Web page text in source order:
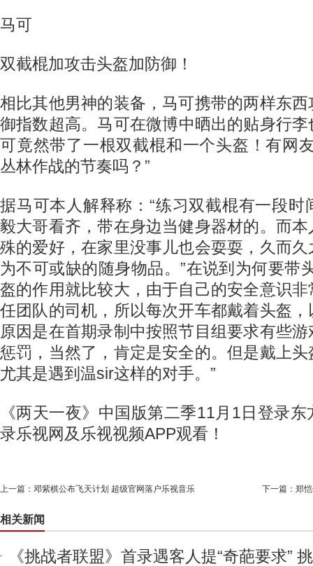
马可
双截棍加攻击头盔加防御！
相比其他男神的装备，马可携带的两样东
御指数超高。马可在微博中晒出的贴身行
可竟然带了一根双截棍和一个头盔！有网
丛林作战的节奏吗？”
据马可本人解释称：“练习双截棍有一段时
毅大哥看齐，带在身边当健身器材的。而
殊的爱好，在家里没事儿也会耍耍，久而
为不可或缺的随身物品。”在说到为何要带
盔的作用就比较大，由于自己的安全意识
任团队的司机，所以每次开车都戴着头盔
原因是在首期录制中按照节目组要求有些
惩罚，当然了，肯定是安全的。但是戴上
尤其是遇到温sir这样的对手。”
《两天一夜》中国版第二季11月1日登录
录乐视网及乐视视频APP观看！
上一篇： 邓紫棋公布飞天计划 超级官网落户乐视音乐 下一篇： 郑
相关新闻
《挑战者联盟》首录遇客人提“奇葩要求”